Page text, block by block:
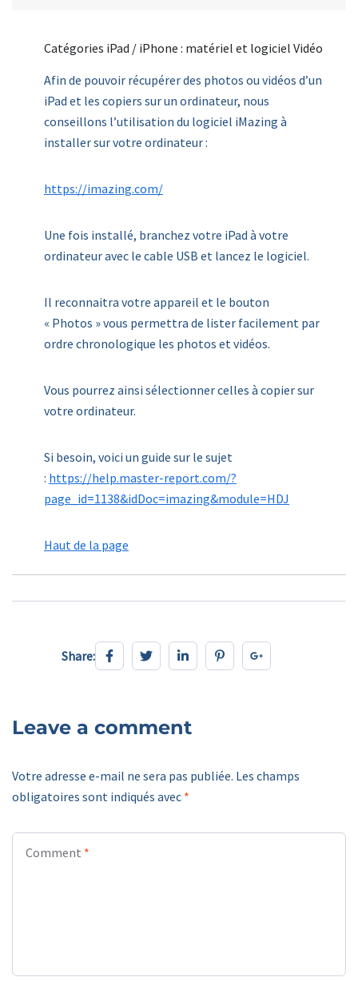
Catégories iPad / iPhone : matériel et logiciel Vidéo
Afin de pouvoir récupérer des photos ou vidéos d’un
iPad et les copiers sur un ordinateur, nous
conseillons l’utilisation du logiciel iMazing à
installer sur votre ordinateur :
https://imazing.com/
Une fois installé, branchez votre iPad à votre
ordinateur avec le cable USB et lancez le logiciel.
Il reconnaitra votre appareil et le bouton
« Photos » vous permettra de lister facilement par
ordre chronologique les photos et vidéos.
Vous pourrez ainsi sélectionner celles à copier sur
votre ordinateur.
Si besoin, voici un guide sur le sujet
: https://help.master-report.com/?
page_id=1138&idDoc=imazing&module=HDJ
Haut de la page
Share:
Leave a comment
Votre adresse e-mail ne sera pas publiée. Les champs
obligatoires sont indiqués avec *
Comment *